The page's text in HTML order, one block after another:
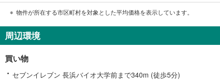
物件が所在する市区町村を対象とした平均価格を表示しています。
周辺環境
買い物
セブンイレブン 長浜バイオ大学前まで340m (徒歩5分)